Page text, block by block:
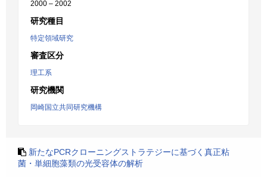
2000 – 2002
研究種目
特定領域研究
審査区分
理工系
研究機関
岡崎国立共同研究機構
新たなPCRクローニングストラテジーに基づく真正粘
菌・単細胞藻類の光受容体の解析